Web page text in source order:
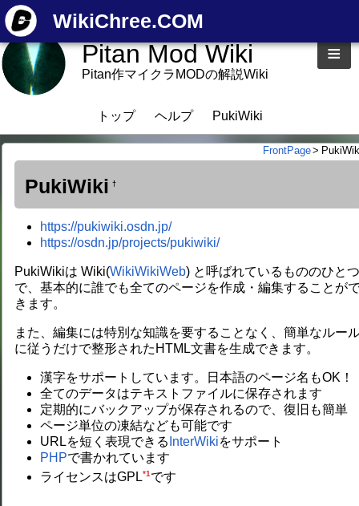
WikiChree.COM
Pitan Mod Wiki
Pitan作マイクラMODの解説Wiki
≡
トップ ヘルプ PukiWiki
FrontPage>
PukiWiki †
https://pukiwiki.osdn.jp/
https://osdn.jp/projects/pukiwiki/
PukiWikiは Wiki(WikiWikiWeb) と呼ばれているもののひと
で、基本的に誰でも全てのページを作成・編集することが
きます。
また、編集には特別な知識を要することなく、簡単なルー
に従うだけで整形されたHTML文書を生成できます。
漢字をサポートしています。日本語のページ名もOK！
全てのデータはテキストファイルに保存されます
定期的にバックアップが保存されるので、復旧も簡単
ページ単位の凍結なども可能です
URLを短く表現できる InterWikiをサポート
PHPで書かれています
ライセンスはGPL*1 です